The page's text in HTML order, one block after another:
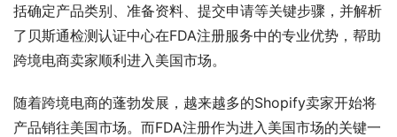
括确定产品类别、准备资料、提交申请等关键步骤，并解析
了贝斯通检测认证中心在FDA注册服务中的专业优势，帮助
跨境电商卖家顺利进入美国市场。
随着跨境电商的蓬勃发展，越来越多的Shopify卖家开始将
产品销往美国市场。而FDA注册作为进入美国市场的关键一